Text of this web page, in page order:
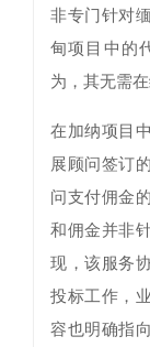
非专门针对
甸项目中的
为，其无需
在加纳项目
展顾问签订
问支付佣金
和佣金并非
现，该服务
投标工作，
容也明确指